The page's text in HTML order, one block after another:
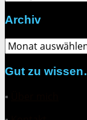
Archiv
Archiv
Gut zu
▪